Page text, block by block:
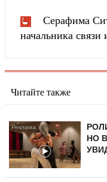
Серафима
начальника связи
Читайте также
НО